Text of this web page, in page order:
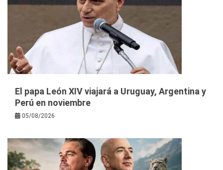
El papa León XIV viajará a Uruguay, Argentina y
Perú en noviembre
05/08/2026